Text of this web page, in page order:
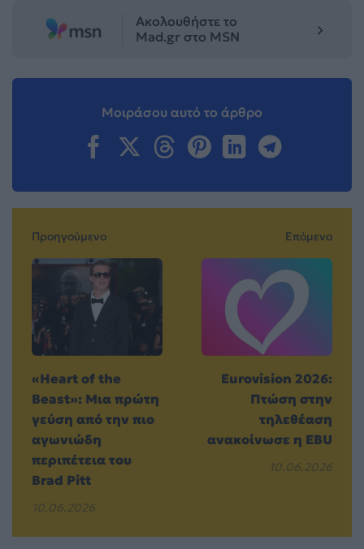
Ακολουθήστε το
Mad.gr στο MSN
Μοιράσου αυτό το άρθρο
Προηγούμενο
«Heart of the
Beast»: Μια πρώτη
γεύση από την πιο
αγωνιώδη
περιπέτεια του
Brad Pitt
10.06.2026
Επόμενο
Eurovision 2026:
Πτώση στην
τηλεθέαση
ανακοίνωσε η EBU
10.06.2026